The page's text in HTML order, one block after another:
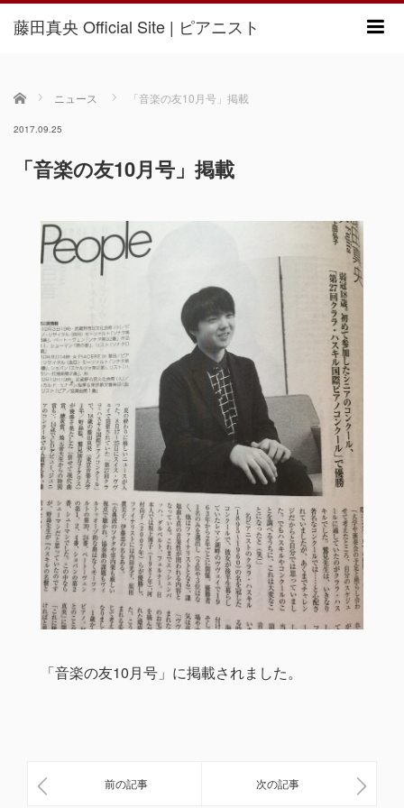
藤田真央 Official Site | ピアニスト
ホーム ニュース 「音楽の友10月号」掲載
2017.09.25
「音楽の友10月号」掲載
「音楽の友10月号」に掲載されました。
前の記事 次の記事